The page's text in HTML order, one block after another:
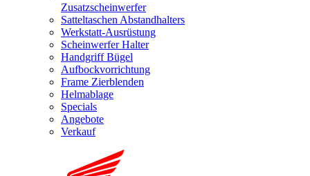
Zusatzscheinwerfer
Satteltaschen Abstandhalters
Werkstatt-Ausrüstung
Scheinwerfer Halter
Handgriff Bügel
Aufbockvorrichtung
Frame Zierblenden
Helmablage
Specials
Angebote
Verkauf